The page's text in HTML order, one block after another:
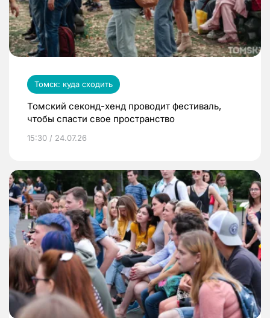
Томск: куда сходить
Томский секонд-хенд проводит фестиваль,
чтобы спасти свое пространство
15:30 / 24.07.26